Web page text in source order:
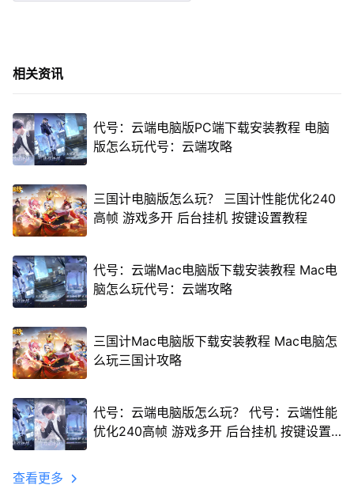
相关资讯
代号：云端电脑版PC端下载安装教程 电脑
版怎么玩代号：云端攻略
三国计电脑版怎么玩？ 三国计性能优化240
高帧 游戏多开 后台挂机 按键设置教程
代号：云端Mac电脑版下载安装教程 Mac电
脑怎么玩代号：云端攻略
三国计Mac电脑版下载安装教程 Mac电脑怎
么玩三国计攻略
代号：云端电脑版怎么玩？ 代号：云端性能
优化240高帧 游戏多开 后台挂机 按键设置
查看更多